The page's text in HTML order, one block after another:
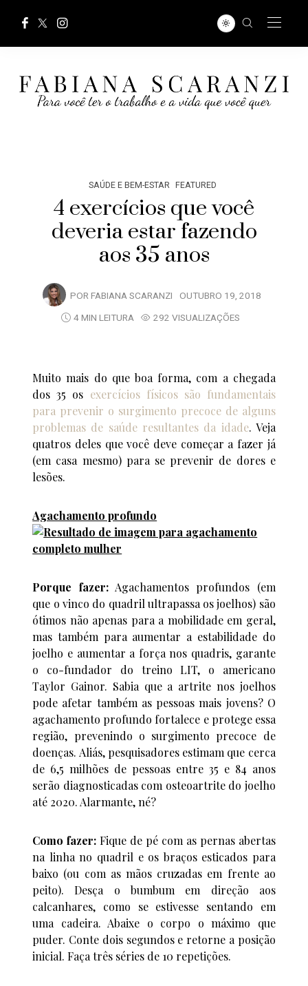
SAÚDE E BEM-ESTAR FEATURED
4 exercícios que você
deveria estar fazendo
aos 35 anos
POR FABIANA SCARANZI OUTUBRO 19, 2018
4 MIN LEITURA
292 VISUALIZAÇÕES
Muito mais do que boa forma, com a chegada
dos 35 os exercícios físicos são fundamentais
para prevenir o surgimento precoce de alguns
problemas de saúde resultantes da idade. Veja
quatros deles que você deve começar a fazer já
(em casa mesmo) para se prevenir de dores e
lesões.
Agachamento profundo
Porque fazer:Agachamentos profundos (em
que o vinco do quadril ultrapassa os joelhos) são
ótimos não apenas para a mobilidade em geral,
mas também para aumentar a estabilidade do
joelho e aumentar a força nos quadris, garante
o co-fundador do treino LIT, o americano
Taylor Gainor. Sabia que a artrite nos joelhos
pode afetar também as pessoas mais jovens? O
agachamento profundo fortalece e protege essa
região, prevenindo o surgimento precoce de
doenças. Aliás, pesquisadores estimam que cerca
de 6,5 milhões de pessoas entre 35 e 84 anos
serão diagnosticadas com osteoartrite do joelho
até 2020. Alarmante, né?
Como fazer: Fique de pé com as pernas abertas
na linha no quadril e os braços esticados para
baixo (ou com as mãos cruzadas em frente ao
peito). Desça o bumbum em direção aos
calcanhares, como se estivesse sentando em
uma cadeira. Abaixe o corpo o máximo que
puder. Conte dois segundos e retorne a posição
inicial. Faça três séries de 10 repetições.